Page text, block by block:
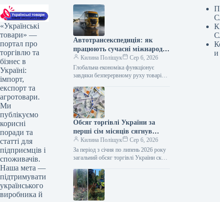
«Українські
товари» —
портал про
торгівлю та
бізнес в
Україні:
імпорт,
експорт та
агротовари.
Ми
публікуємо
корисні
поради та
статті для
підприємців і
споживачів.
Наша мета —
підтримувати
українського
виробника й
Автотрансекспедиція: як
працюють сучасні міжнародні
автомобільні перевезення
вантажів
Килина Поліщук
Сер 6, 2026
Глобальна економіка функціонує
завдяки безперервному руху товарів
виступає головним двигуном
торговельних відносин. Для багатьох
підприємств…
Обсяг торгівлі України за
перші сім місяців сягнув
понад 82 мільярди доларів
Килина Поліщук
Сер 6, 2026
За період з січня по липень 2026 року
загальний обсяг торгівлі України склав
імпорт товарів…
и